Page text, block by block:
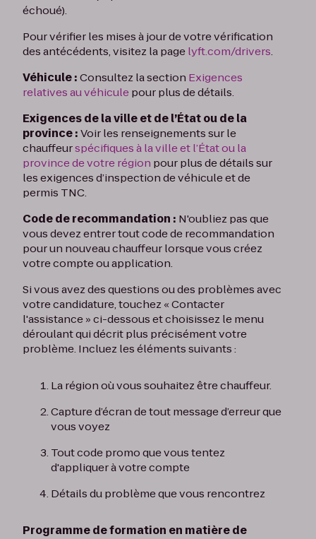
échoué).
Pour vérifier les mises à jour de votre vérification
des antécédents, visitez la pagelyft.com/drivers.
Véhicule :Consultez la section Exigences
relatives au véhiculepour plus de détails.
Exigences de la ville et de l’État ou de la
province :Voir les renseignements sur le
chauffeurspécifiques à la ville et l’État ou la
province de votre région pour plus de détails sur
les exigences d’inspection de véhicule et de
permis TNC.
Code de recommandation : N'oubliez pas que
vous devez entrer tout code de recommandation
pour un nouveau chauffeur lorsque vous créez
votre compte ou application.
Si vous avez des questions ou des problèmes avec
votre candidature, touchez « Contacter
l'assistance » ci-dessous et choisissez le menu
déroulant qui décrit plus précisément votre
problème. Incluez les éléments suivants :
La région où vous souhaitez être chauffeur.
Capture d’écran de tout message d’erreur que
vous voyez
Tout code promo que vous tentez
d'appliquer à votre compte
Détails du problème que vous rencontrez
Programme de formation en matière de